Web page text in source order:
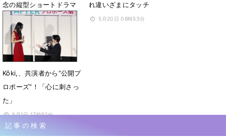
念の縦型ショートドラマ
配信決定
9月6日 21時22分
れ違いざまにタッチ
5月20日 06時53分
Kōki,、共演者から“公開プ
ロポーズ”！「心に刺さっ
た」
5月1日 17時52分
記事の検索